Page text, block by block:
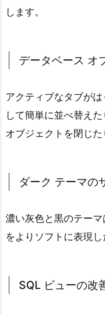
します。
データベース オ
アクティブなタブが
して簡単に並べ替え
オブジェクトを閉じた
ダーク テーマの
濃い灰色と黒のテー
をよりソフトに表現し
SQL ビューの改